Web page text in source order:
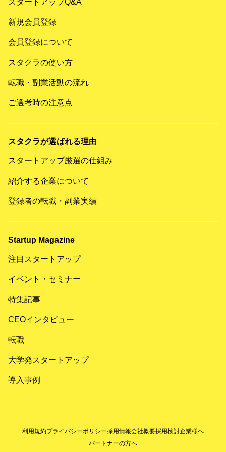
スタートアップQ&A
新規会員登録
会員登録について
スタクラの使い方
転職・副業活動の流れ
ご選考時の注意点
スタクラが選ばれる理由
スタートアップ厳選の仕組み
紹介する企業について
登録者の転職・副業実績
Startup Magazine
注目スタートアップ
イベント・セミナー
特集記事
CEOインタビュー
転職
大学発スタートアップ
導入事例
利用規約プライバシーポリシー採用情報会社概要採用検討企業様へ
パートナーの方へ